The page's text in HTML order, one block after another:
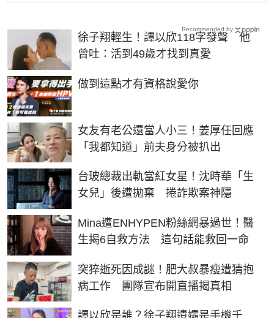
徐子翔輕生！譚以欣118字發聲 他
曾吐：活到49歲才找到真愛
做到這點才有資格說愛你
PR
女友有老公還當人小三！姜厚任回應
「我都知道」前夫身分被扒出
台玻總裁出軌當紅女星！沈時華「生
女兒」後遭拋棄 捲詐欺案神隱
Mina遭ENHYPEN粉絲網暴過世！醫
生揭6自救方法 這句話能救回一命
突猝逝死因成謎！肥大叔暴瘦遭猜抱
病工作 團隊宣布開直播揭真相
Recommended by